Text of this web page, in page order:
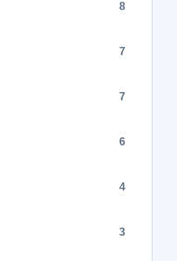
8
7
7
6
4
3